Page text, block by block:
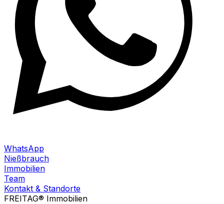
WhatsApp
Nießbrauch
Immobilien
Team
Kontakt & Standorte
FREITAG® Immobilien